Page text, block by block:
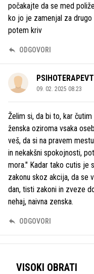
počakajte da se med
ko jo je zamenjal za
potem kriv
ODGOVORI
PSIHOTERAPEVT
09. 02. 2025 08.23
Želim si, da bi to, kar
ženska oziroma vsaka
veš, da si na pravem
in nekakšni spokojnosti,
mora." Kadar tako cutis je
zakonu skoz akcija, da se
dan, tisti zakoni in zveze
nehaj, naivna zenska.
ODGOVORI
VISOKI OBRATI